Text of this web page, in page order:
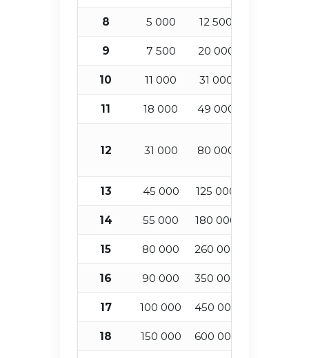
8 5 000 12 500
9 7 500 20 000
10 11 000 31 000
11 18 000 49 000
12 31 000 80 000
13 45 000 125 000
14 55 000 180 000
15 80 000 260 000
16 90 000 350 000
17 100 000 450 000
18 150 000 600 000